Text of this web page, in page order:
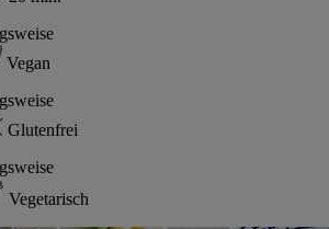
Vegan
Glutenfrei
Vegetarisch